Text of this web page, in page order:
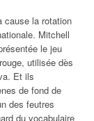
cause la rotation
Mitchell
le jeu
utilisée dès
Et ils
de fond de
des feutres
du vocabulaire